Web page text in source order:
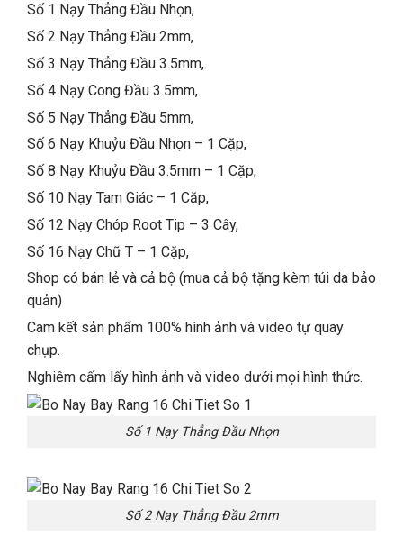
Số 1 Nạy Thẳng Đầu Nhọn,
Số 2 Nạy Thẳng Đầu 2mm,
Số 3 Nạy Thẳng Đầu 3.5mm,
Số 4 Nạy Cong Đầu 3.5mm,
Số 5 Nạy Thẳng Đầu 5mm,
Số 6 Nạy Khuỷu Đầu Nhọn – 1 Cặp,
Số 8 Nạy Khuỷu Đầu 3.5mm – 1 Cặp,
Số 10 Nạy Tam Giác – 1 Cặp,
Số 12 Nạy Chóp Root Tip – 3 Cây,
Số 16 Nạy Chữ T – 1 Cặp,
Shop có bán lẻ và cả bộ (mua cả bộ tặng kèm túi da bảo
quản)
Cam kết sản phẩm 100% hình ảnh và video tự quay
chụp.
Nghiêm cấm lấy hình ảnh và video dưới mọi hình thức.
Số 1 Nạy Thẳng Đầu Nhọn
Số 2 Nạy Thẳng Đầu 2mm